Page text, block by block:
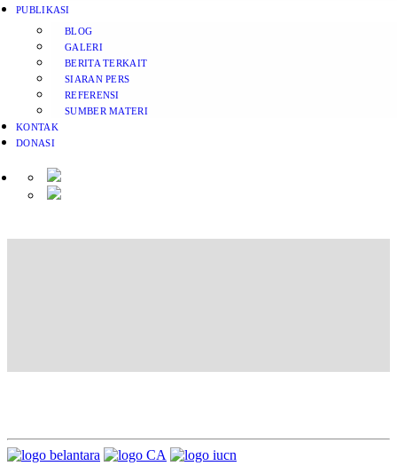
PUBLIKASI
BLOG
GALERI
BERITA TERKAIT
SIARAN PERS
REFERENSI
SUMBER MATERI
KONTAK
DONASI